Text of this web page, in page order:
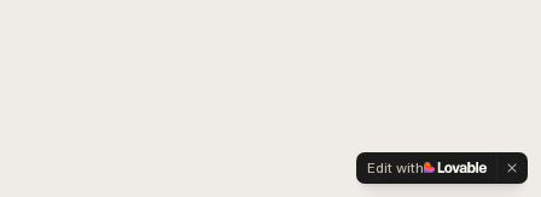
Edit with